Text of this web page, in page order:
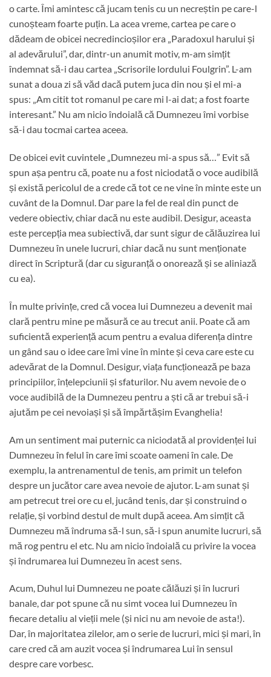
o carte. Îmi amintesc că jucam tenis cu un necreștin pe care-l
cunoșteam foarte puțin. La acea vreme, cartea pe care o
dădeam de obicei necredincioșilor era „Paradoxul harului și
al adevărului”, dar, dintr-un anumit motiv, m-am simțit
îndemnat să-i dau cartea „Scrisorile lordului Foulgrin”. L-am
sunat a doua zi să văd dacă putem juca din nou și el mi-a
spus: „Am citit tot romanul pe care mi l-ai dat; a fost foarte
interesant.” Nu am nicio îndoială că Dumnezeu îmi vorbise
să-i dau tocmai cartea aceea.
De obicei evit cuvintele „Dumnezeu mi-a spus să…” Evit să
spun așa pentru că, poate nu a fost niciodată o voce audibilă
și există pericolul de a crede că tot ce ne vine în minte este un
cuvânt de la Domnul. Dar pare la fel de real din punct de
vedere obiectiv, chiar dacă nu este audibil. Desigur, aceasta
este percepția mea subiectivă, dar sunt sigur de călăuzirea lui
Dumnezeu în unele lucruri, chiar dacă nu sunt menționate
direct în Scriptură (dar cu siguranță o onorează și se aliniază
cu ea).
În multe privințe, cred că vocea lui Dumnezeu a devenit mai
clară pentru mine pe măsură ce au trecut anii. Poate că am
suficientă experiență acum pentru a evalua diferența dintre
un gând sau o idee care îmi vine în minte și ceva care este cu
adevărat de la Domnul. Desigur, viața funcționează pe baza
principiilor, înțelepciunii și sfaturilor. Nu avem nevoie de o
voce audibilă de la Dumnezeu pentru a ști că ar trebui să-i
ajutăm pe cei nevoiași și să împărtășim Evanghelia!
Am un sentiment mai puternic ca niciodată al providenței lui
Dumnezeu în felul în care îmi scoate oameni în cale. De
exemplu, la antrenamentul de tenis, am primit un telefon
despre un jucător care avea nevoie de ajutor. L-am sunat și
am petrecut trei ore cu el, jucând tenis, dar și construind o
relație, și vorbind destul de mult după aceea. Am simțit că
Dumnezeu mă îndruma să-l sun, să-i spun anumite lucruri, să
mă rog pentru el etc. Nu am nicio îndoială cu privire la vocea
și îndrumarea lui Dumnezeu în acest sens.
Acum, Duhul lui Dumnezeu ne poate călăuzi și în lucruri
banale, dar pot spune că nu simt vocea lui Dumnezeu în
fiecare detaliu al vieții mele (și nici nu am nevoie de asta!).
Dar, în majoritatea zilelor, am o serie de lucruri, mici și mari, în
care cred că am auzit vocea și îndrumarea Lui în sensul
despre care vorbesc.